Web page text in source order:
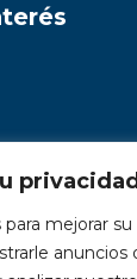
privacidad
mejorar
anuncios